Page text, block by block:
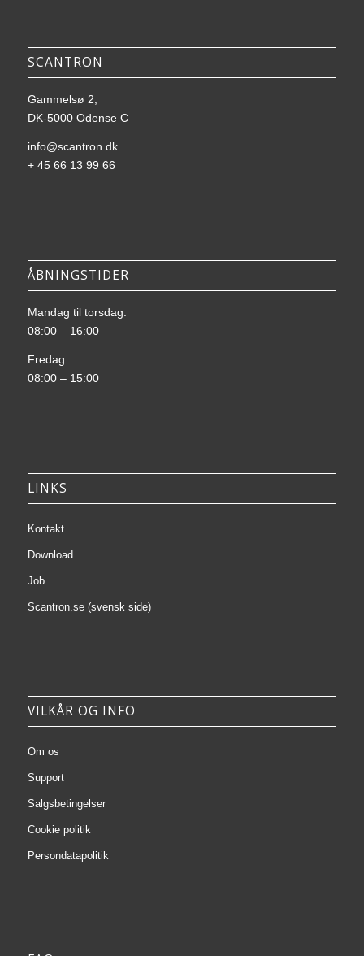
SCANTRON
Gammelsø 2,
DK-5000 Odense C
info@scantron.dk
+ 45 66 13 99 66
ÅBNINGSTIDER
Mandag til torsdag:
08:00 – 16:00
Fredag:
08:00 – 15:00
LINKS
Kontakt
Download
Job
Scantron.se (svensk side)
VILKÅR OG INFO
Om os
Support
Salgsbetingelser
Cookie politik
Persondatapolitik